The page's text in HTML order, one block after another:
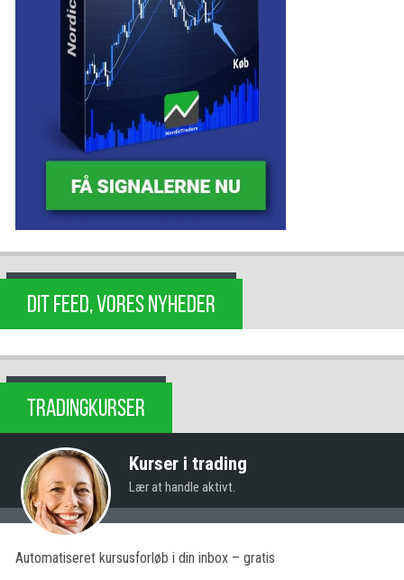
DIT FEED, VORES NYHEDER
TRADINGKURSER
Kurser i trading
Lær at handle aktivt.
Automatiseret kursusforløb i din inbox – gratis